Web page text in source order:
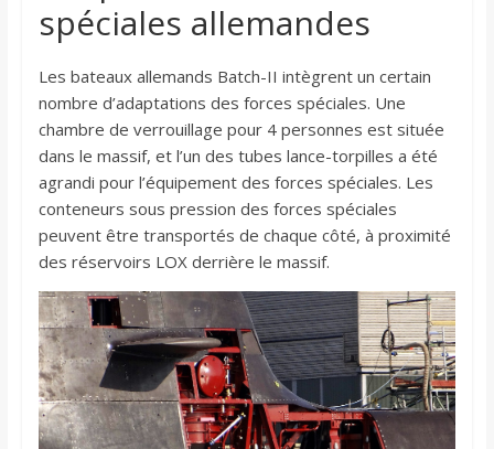
spéciales allemandes
Les bateaux allemands Batch-II intègrent un certain
nombre d’adaptations des forces spéciales. Une
chambre de verrouillage pour 4 personnes est située
dans le massif, et l’un des tubes lance-torpilles a été
agrandi pour l’équipement des forces spéciales. Les
conteneurs sous pression des forces spéciales
peuvent être transportés de chaque côté, à proximité
des réservoirs LOX derrière le massif.